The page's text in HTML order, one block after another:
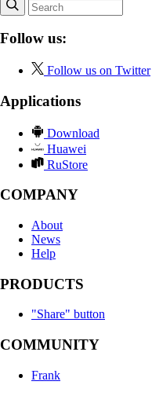
Follow us:
Follow us on Twitter
Applications
Download
Huawei
RuStore
COMPANY
About
News
Help
PRODUCTS
"Share" button
COMMUNITY
Frank